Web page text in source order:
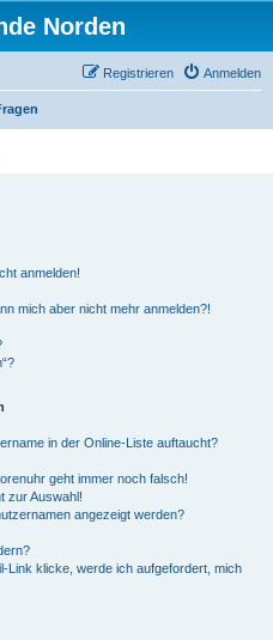
Norden
Anmelden
Registrieren
anmelden!
mich aber nicht mehr anmelden?!
in der Online-Liste auftaucht?
geht immer noch falsch!
zur Auswahl!
angezeigt werden?
Link klicke, werde ich aufgefordert, mich